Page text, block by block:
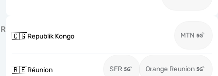
R
🇨🇬Republik Kongo MTN
🇷🇪Réunion SFR Orange Reunion